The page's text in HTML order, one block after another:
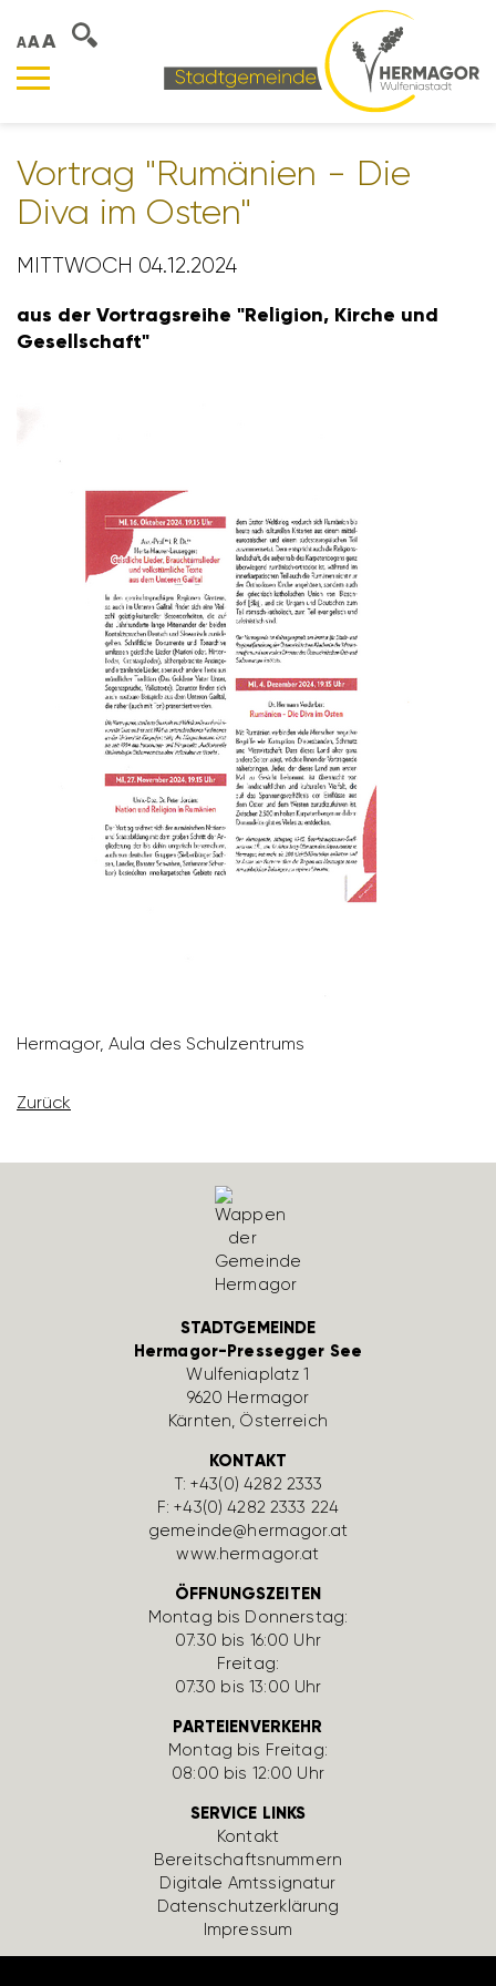
AAA
Vortrag "Rumä­nien - Die
Diva im Osten"
MITTWOCH 04.12.2024
aus der Vortrags­reihe "Reli­gion, Kirche und
Gesell­schaft"
Hermagor, Aula des Schul­zen­trums
Zurück
STADTGEMEINDE
Hermagor-Pressegger See
Wulfe­nia­platz 1
9620 Hermagor
Kärnten, Öster­reich
KONTAKT
T:+43(0) 4282 2333
F: +43(0) 4282 2333 224
gemeinde@hermagor.at
www.hermagor.at
ÖFFNUNGSZEITEN
Montag bis Donnerstag:
07:30 bis 16:00 Uhr
Freitag:
07:30 bis 13:00 Uhr
PARTEIENVERKEHR
Montag bis Freitag:
08:00 bis 12:00 Uhr
SERVICE LINKS
Kontakt
Bereit­schafts­num­mern
Digi­tale Amts­si­gnatur
Daten­schutz­er­klä­rung
Impressum